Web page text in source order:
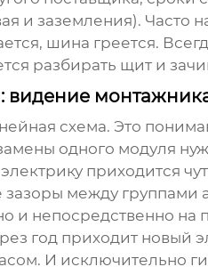
и заземления). Часто
шина греется.
разбирать щит и
видение
схема. Это
одного модуля
приходится
между группами
и непосредственно
год приходит новый
И